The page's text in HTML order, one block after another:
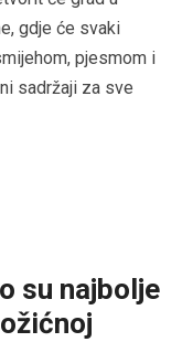
gdje će svaki
pjesmom i
sadržaji za sve
su najbolje